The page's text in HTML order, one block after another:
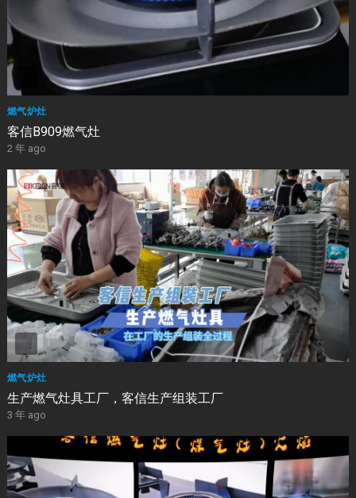
燃气炉灶
客信B909燃气灶
2 年 ago
燃气炉灶
生产燃气灶具工厂，客信生产组装工厂
3 年 ago